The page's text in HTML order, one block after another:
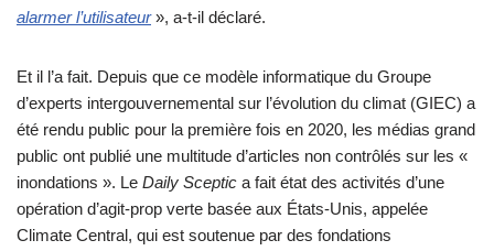
alarmer l’utilisateur», a-t-il déclaré.
Et il l’a fait. Depuis que ce modèle informatique du Groupe
d’experts intergouvernemental sur l’évolution du climat (GIEC) a
été rendu public pour la première fois en 2020, les médias grand
public ont publié une multitude d’articles non contrôlés sur les «
inondations ». Le Daily Sceptic a fait état des activités d’une
opération d’agit-prop verte basée aux États-Unis, appelée
Climate Central, qui est soutenue par des fondations